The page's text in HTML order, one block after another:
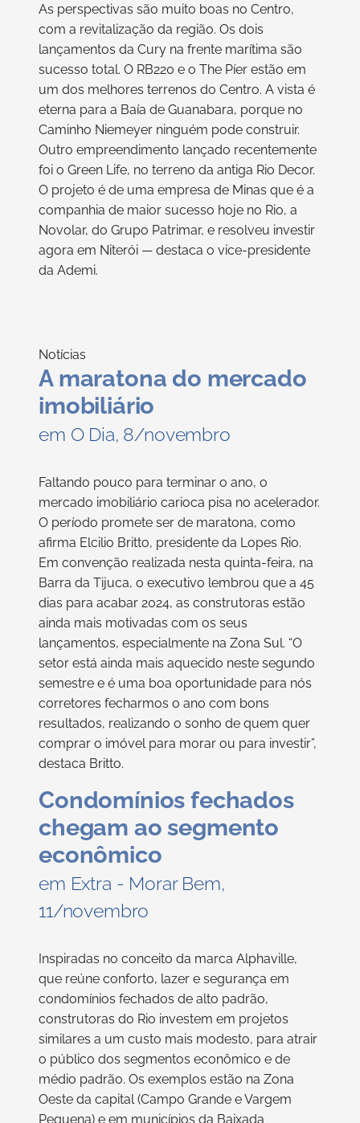
As perspectivas são muito boas no Centro,
com a revitalização da região. Os dois
lançamentos da Cury na frente marítima são
sucesso total. O RB220 e o The Píer estão em
um dos melhores terrenos do Centro. A vista é
eterna para a Baía de Guanabara, porque no
Caminho Niemeyer ninguém pode construir.
Outro empreendimento lançado recentemente
foi o Green Life, no terreno da antiga Rio Decor.
O projeto é de uma empresa de Minas que é a
companhia de maior sucesso hoje no Rio, a
Novolar, do Grupo Patrimar, e resolveu investir
agora em Niterói — destaca o vice-presidente
da Ademi.
Notícias
A maratona do mercado
imobiliário
em O Dia, 8/novembro
Faltando pouco para terminar o ano, o
mercado imobiliário carioca pisa no acelerador.
O período promete ser de maratona, como
afirma Elcilio Britto, presidente da Lopes Rio.
Em convenção realizada nesta quinta-feira, na
Barra da Tijuca, o executivo lembrou que a 45
dias para acabar 2024, as construtoras estão
ainda mais motivadas com os seus
lançamentos, especialmente na Zona Sul. “O
setor está ainda mais aquecido neste segundo
semestre e é uma boa oportunidade para nós
corretores fecharmos o ano com bons
resultados, realizando o sonho de quem quer
comprar o imóvel para morar ou para investir”,
destaca Britto.
Condomínios fechados
chegam ao segmento
econômico
em Extra - Morar Bem,
11/novembro
Inspiradas no conceito da marca Alphaville,
que reúne conforto, lazer e segurança em
condomínios fechados de alto padrão,
construtoras do Rio investem em projetos
similares a um custo mais modesto, para atrair
o público dos segmentos econômico e de
médio padrão. Os exemplos estão na Zona
Oeste da capital (Campo Grande e Vargem
Pequena) e em municípios da Baixada